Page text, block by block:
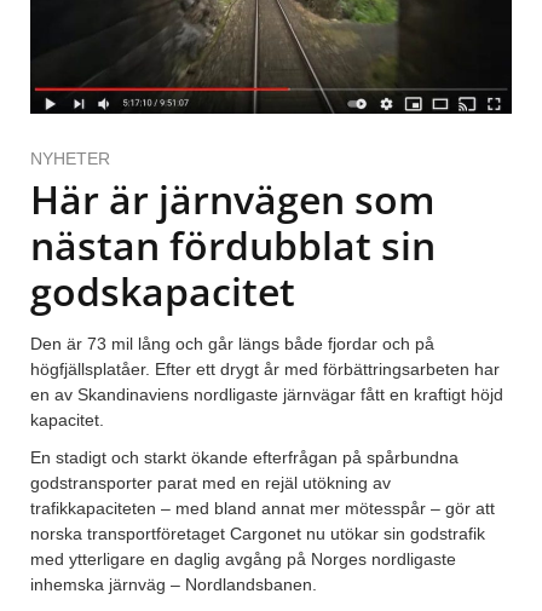
NYHETER
Här är järnvägen som
nästan fördubblat sin
godskapacitet
Den är 73 mil lång och går längs både fjordar och på
högfjällsplatåer. Efter ett drygt år med förbättringsarbeten har
en av Skandinaviens nordligaste järnvägar fått en kraftigt höjd
kapacitet.
En stadigt och starkt ökande efterfrågan på spårbundna
godstransporter parat med en rejäl utökning av
trafikkapaciteten – med bland annat mer mötesspår – gör att
norska transportföretaget Cargonet nu utökar sin godstrafik
med ytterligare en daglig avgång på Norges nordligaste
inhemska järnväg – Nordlandsbanen.